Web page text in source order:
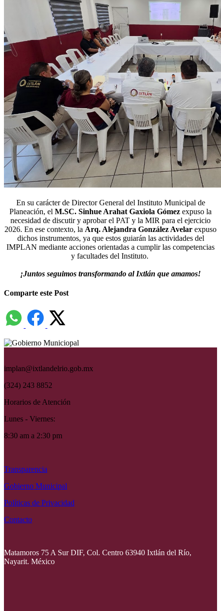
En su carácter de Director General del Instituto Municipal de
Planeación, el M.SC. Sinhue Arahat Gaxiola Gómez expuso la
necesidad de discutir y aprobar el PAT y la MIR para el ejercicio
2026. En ese contexto, la Arq. Alejandra González Avelar expuso
dichos instrumentos, ya que estos guiarán las actividades del
IMPLAN mediante acciones orientadas a cumplir las competencias
y facultades del Instituto.
¡Juntos seguimos transformando al Ixtlán que amamos!
Comparte este Post
implan@ixtlandelrio.gob.mx
(324) 243 8852
Horarios de Atención
Lunes - Viernes:
8:30 am a 2:30 pm
Transparencia
Gobierno Municipal
Políticas de Privacidad
Contacto
Matamoros 75 A Sur DIF, Col. Centro 63940 Ixtlán del Río,
Nayarit. México